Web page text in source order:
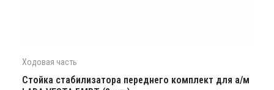
Ходовая часть
Стойка стабилизатора переднего комплект для а/м